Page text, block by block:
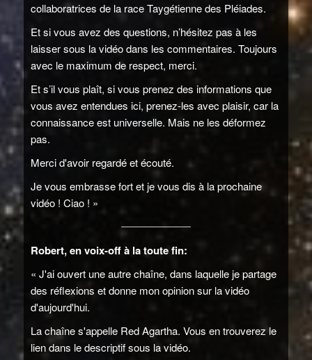
collaboratrices de la race Taygétienne des Pléiades.
Et si vous avez des questions, n’hésitez pas à les
laisser sous la vidéo dans les commentaires. Toujours
avec le maximum de respect, merci.
Et s’il vous plaît, si vous prenez des informations que
vous avez entendues ici, prenez-les avec plaisir, car la
connaissance est universelle. Mais ne les déformez
pas.
Merci d'avoir regardé et écouté.
Je vous embrasse fort et je vous dis à la prochaine
vidéo ! Ciao ! »
Robert, en voix-off à la toute fin:
« J'ai ouvert une autre chaîne, dans laquelle je partage
des réflexions et donne mon opinion sur la vidéo
d'aujourd'hui.
La chaîne s'appelle Red Agartha. Vous en trouverez le
lien dans le descriptif sous la vidéo.